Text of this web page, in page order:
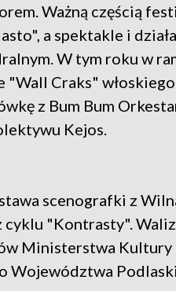
Ważną częścią
a spektakle i
W tym roku w
Craks"
z Bum Bum
Kejos.
scenografki z
"Kontrasty".
Ministerstwa
Województwa